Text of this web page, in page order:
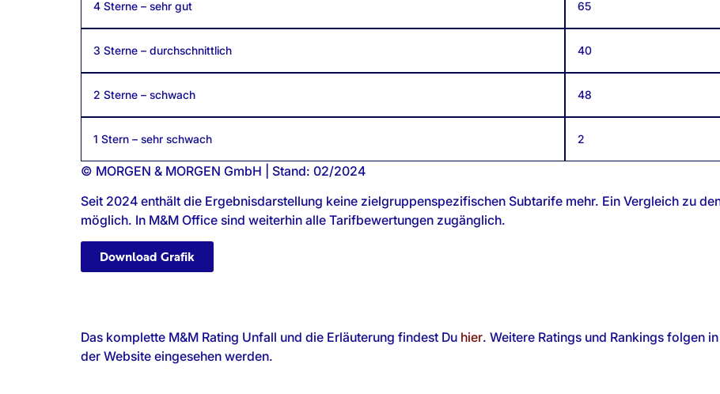
4 Sterne – sehr gut 65
3 Sterne – durchschnittlich 40
2 Sterne – schwach 48
1 Stern – sehr schwach 2
© MORGEN & MORGEN GmbH | Stand: 02/2024
Seit 2024 enthält die Ergebnisdarstellung keine zielgruppenspezifischen Subtarife mehr. Ein Vergleich zu
möglich. In M&M Office sind weiterhin alle Tarifbewertungen zugänglich.
Download Grafik
Das komplette M&M Rating Unfall und die Erläuterung findest Du hier. Weitere Ratings und Rankings folgen
der Website eingesehen werden.